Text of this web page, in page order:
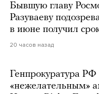
Бывшую главу
Разуваеву
в июне получил
20 часов назад
Генпрокуратура РФ
«нежелательным»